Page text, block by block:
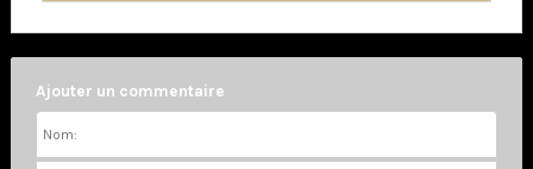
Ajouter un commentaire